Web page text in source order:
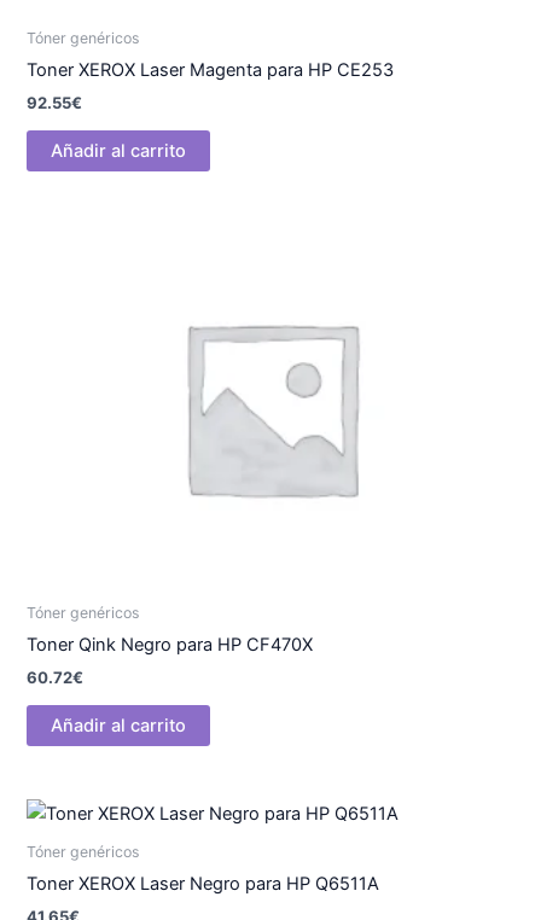
Tóner genéricos
Toner XEROX Laser Magenta para HP CE253
92.55€
Añadir al carrito
Tóner genéricos
Toner Qink Negro para HP CF470X
60.72€
Añadir al carrito
Tóner genéricos
Toner XEROX Laser Negro para HP Q6511A